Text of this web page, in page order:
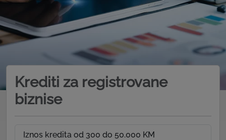
Krediti za registrovane
biznise
Iznos kredita od 300 do 50.000 KM